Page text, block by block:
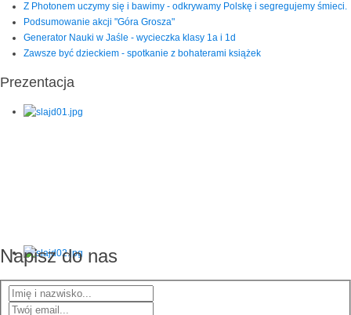
Z Photonem uczymy się i bawimy - odkrywamy Polskę i segregujemy śmieci.
Podsumowanie akcji "Góra Grosza"
Generator Nauki w Jaśle - wycieczka klasy 1a i 1d
Zawsze być dzieckiem - spotkanie z bohaterami książek
Prezentacja
Napisz do nas